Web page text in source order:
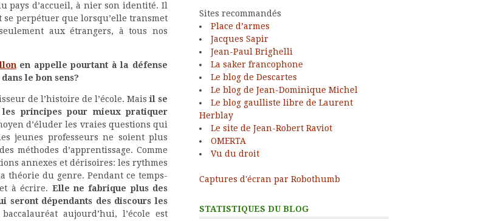
pays d’accueil, à nier son identité. Il
se perpétuer que lorsqu’elle transmet
aux étrangers, à tous nos
en appelle pourtant à la défense
le bon sens?
de l’histoire de l’école. Maisil se
principes pour mieux pratiquer
d’éluder les vraies questions qui
jeunes professeurs ne soient plus
méthodes d’apprentissage. Comme
annexes et dérisoires: les rythmes
théorie du genre. Pendant ce temps-
à écrire. Elle ne fabrique plus des
seront dépendants des discours les
aujourd’hui, l’école est
Sites recommandés
Place d’armes
Jacques Sapir
Jean-Paul Brighelli
La saker francophone
Le blog de Descartes
Le blog de Jean-Dominique Michel
Le blog gaulliste libre de Laurent
Herblay
Le site de Jean-Robert Raviot
OMERTA
Vu du droit
Captures d'écran par Robothumb
STATISTIQUES DU BLOG